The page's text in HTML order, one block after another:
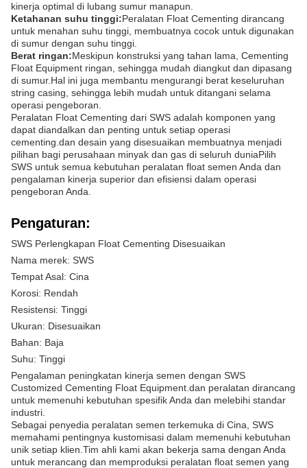
kinerja optimal di lubang sumur manapun.
Ketahanan suhu tinggi:Peralatan Float Cementing dirancang
untuk menahan suhu tinggi, membuatnya cocok untuk digunakan
di sumur dengan suhu tinggi.
Berat ringan:Meskipun konstruksi yang tahan lama, Cementing
Float Equipment ringan, sehingga mudah diangkut dan dipasang
di sumur.Hal ini juga membantu mengurangi berat keseluruhan
string casing, sehingga lebih mudah untuk ditangani selama
operasi pengeboran.
Peralatan Float Cementing dari SWS adalah komponen yang
dapat diandalkan dan penting untuk setiap operasi
cementing.dan desain yang disesuaikan membuatnya menjadi
pilihan bagi perusahaan minyak dan gas di seluruh duniaPilih
SWS untuk semua kebutuhan peralatan float semen Anda dan
pengalaman kinerja superior dan efisiensi dalam operasi
pengeboran Anda.
Pengaturan:
SWS Perlengkapan Float Cementing Disesuaikan
Nama merek: SWS
Tempat Asal: Cina
Korosi: Rendah
Resistensi: Tinggi
Ukuran: Disesuaikan
Bahan: Baja
Suhu: Tinggi
Pengalaman peningkatan kinerja semen dengan SWS
Customized Cementing Float Equipment.dan peralatan dirancang
untuk memenuhi kebutuhan spesifik Anda dan melebihi standar
industri.
Sebagai penyedia peralatan semen terkemuka di Cina, SWS
memahami pentingnya kustomisasi dalam memenuhi kebutuhan
unik setiap klien.Tim ahli kami akan bekerja sama dengan Anda
untuk merancang dan memproduksi peralatan float semen yang